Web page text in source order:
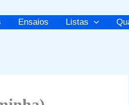
Ensaios Listas